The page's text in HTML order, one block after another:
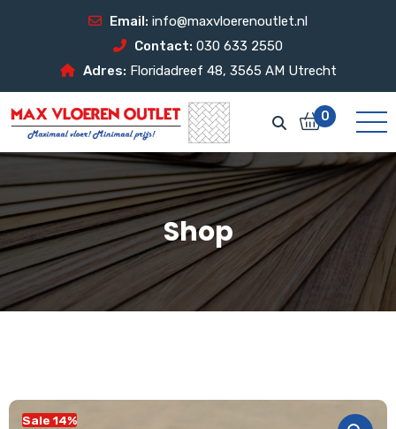
Email: info@maxvloerenoutlet.nl
Contact: 030 633 2550
Adres: Floridadreef 48, 3565 AM Utrecht
0
Shop
Sale 14%